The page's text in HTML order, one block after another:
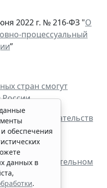
2022 г. № 216-ФЗ "О
процессуальный
”
стран смогут
России
обязательств
о дополнительном
обеспечения
данных в
.